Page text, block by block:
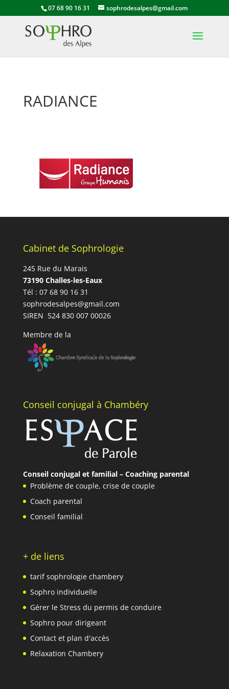
07 68 90 16 31 sophrodesalpes@gmail.com
RADIANCE
Cabinet de Sophrologie
245 Rue du Marais
73190 Challes-les-Eaux
Tél : 07 68 90 16 31
sophrodesalpes@gmail.com
SIREN 524 830 007 00026
Membre de la
Conseil conjugal à Chambéry
Conseil conjugal et familial – Coaching parental
Problème de couple, crise de couple
Coach parental
Conseil familial
+ de liens
tarif sophrologie chambery
Sophro individuelle
Gérer le Stress du permis de conduire
Sophro pour dirigeant
Contact et plan d'accès
Relaxation Chambery